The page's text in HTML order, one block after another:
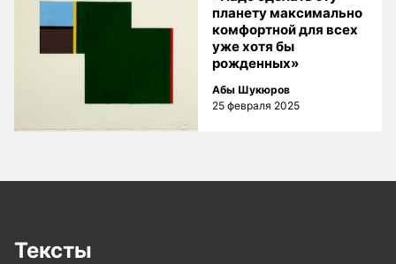
планету максимально
комфортной для всех
уже хотя бы
рожденных»
Абы Шукюров
25 февраля 2025
Тексты